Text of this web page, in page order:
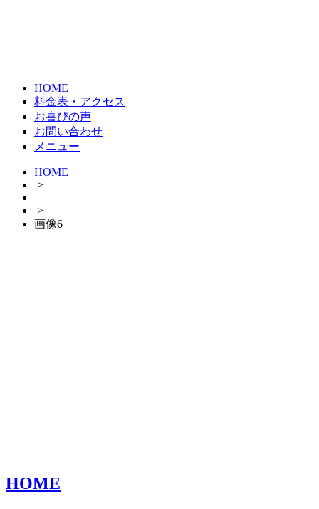
HOME
料金表・アクセス
お喜びの声
お問い合わせ
メニュー
HOME
>
>
画像6
HOME